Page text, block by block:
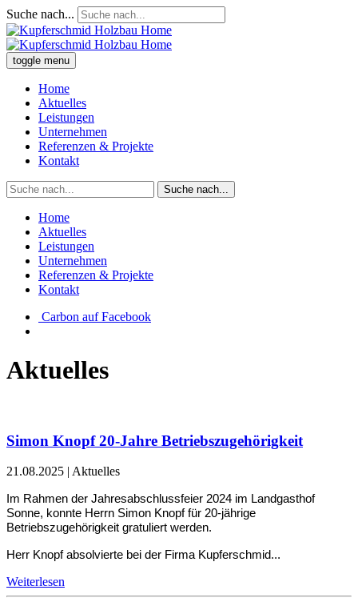
Suche nach...
toggle menu
Home
Aktuelles
Leistungen
Unternehmen
Referenzen & Projekte
Kontakt
Suche nach...
Home
Aktuelles
Leistungen
Unternehmen
Referenzen & Projekte
Kontakt
Carbon auf Facebook
Aktuelles
Simon Knopf 20-Jahre Betriebszugehörigkeit
21.08.2025 | Aktuelles
Im Rahmen der Jahresabschlussfeier 2024 im Landgasthof
Sonne, konnte Herrn Simon Knopf für 20-jährige
Betriebszugehörigkeit gratuliert werden.
Herr Knopf absolvierte bei der Firma Kupferschmid...
Weiterlesen